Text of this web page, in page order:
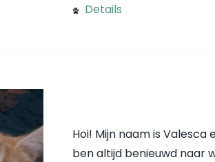
Details
Hoi! Mijn naam is
ben altijd benieuwd naar